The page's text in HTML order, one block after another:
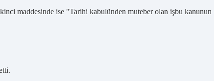
maddesinde ise "Tarihi kabulünden muteber olan işbu kanunun